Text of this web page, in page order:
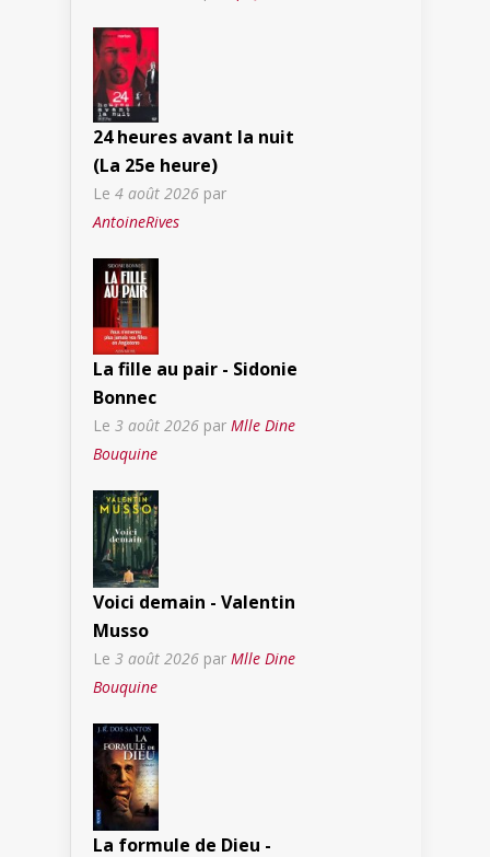
24 heures avant la nuit
(La 25e heure)
Le 4 août 2026 par
AntoineRives
La fille au pair - Sidonie
Bonnec
Le 3 août 2026 par Mlle Dine
Bouquine
Voici demain - Valentin
Musso
Le 3 août 2026 par Mlle Dine
Bouquine
La formule de Dieu -